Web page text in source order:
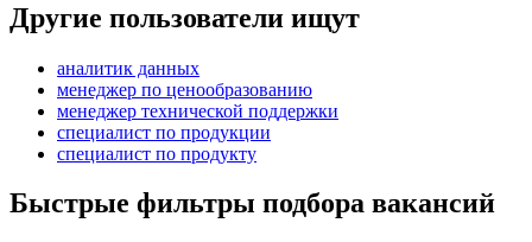
Другие пользователи ищут
аналитик данных
менеджер по ценообразованию
менеджер технической поддержки
специалист по продукции
специалист по продукту
Быстрые фильтры подбора вакансий